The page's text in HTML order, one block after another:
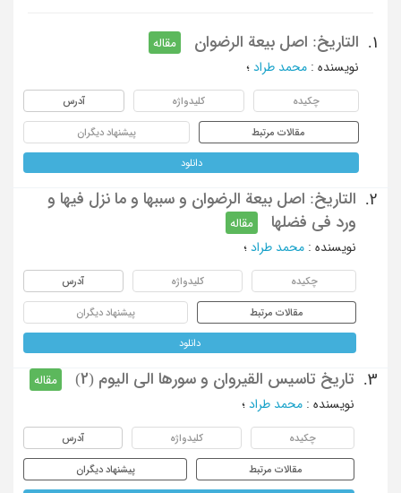
1. التاریخ: اصل بیعة الرضوان
مقاله
نویسنده : محمد طراد ؛
چکیده کلیدواژه آدرس
مقالات مرتبط پیشنهاد دیگران
دانلود
2.
التاریخ: اصل بیعة الرضوان و سببها و ما نزل فیها و
ورد فی فضلها
مقاله
نویسنده : محمد طراد ؛
چکیده کلیدواژه آدرس
مقالات مرتبط پیشنهاد دیگران
دانلود
3. تاریخ تاسیس القیروان و سورها الی الیوم (2)
مقاله
نویسنده : محمد طراد ؛
چکیده کلیدواژه آدرس
مقالات مرتبط پیشنهاد دیگران